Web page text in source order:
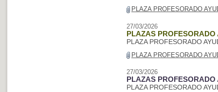
PLAZA PROFESORADO
27/03/2026
PLAZAS PROFESORADO
PLAZA PROFESORADO
PLAZA PROFESORADO
27/03/2026
PLAZAS
PLAZA PROFESORADO